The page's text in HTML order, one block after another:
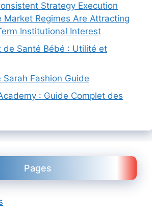
Strategy Execution
Market Regimes Are Attracting
Institutional Interest
de Santé Bébé : Utilité et
Sarah Fashion Guide
: Guide Complet des
Pages